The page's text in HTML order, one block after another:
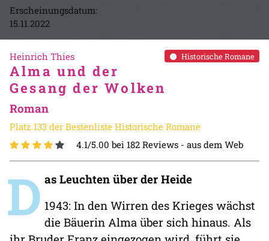
Erscheinungsdatum:
15.11.2022
Historische Romane
Heinrich Thies
Alma und der
Gesang der Wolken
Roman
Platz 133 der Bestenliste Historische Romane
4.1/5.00 bei 182 Reviews - aus dem Web
D as Leuchten über der Heide
1943: In den Wirren des Krieges wächst
die Bäuerin Alma über sich hinaus. Als